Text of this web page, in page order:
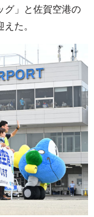
グ」と佐賀空港の
た。